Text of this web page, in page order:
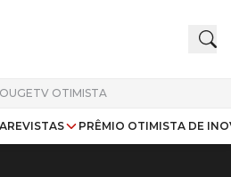
TV OTIMISTA
REVISTAS PRÊMIO OTIMISTA DE
de qualidade.